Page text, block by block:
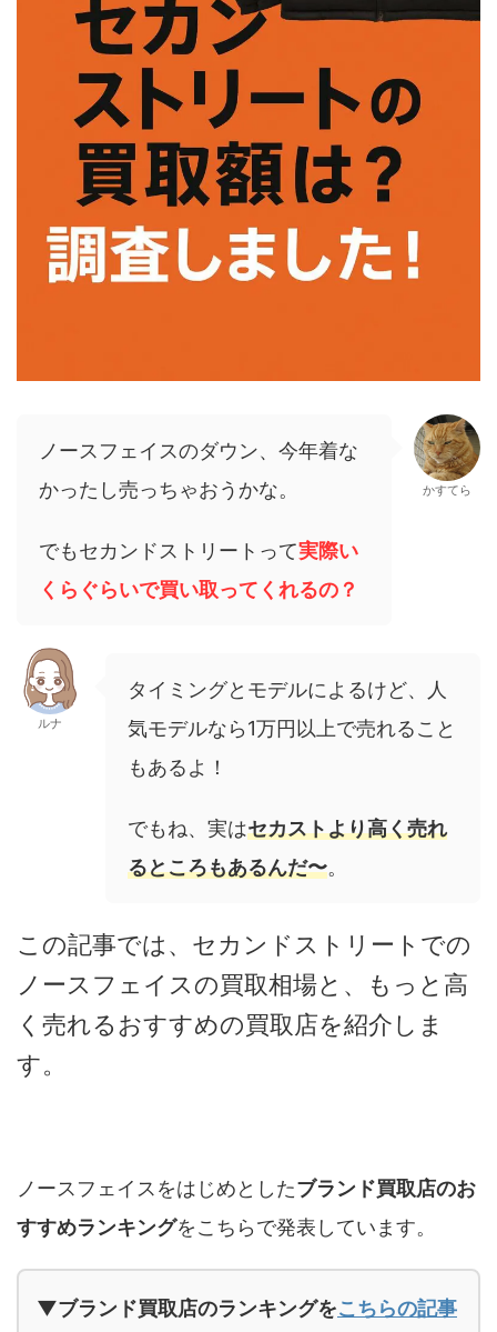
ノースフェイスのダウン、今年着な
かったし売っちゃおうかな。
でもセカンドストリートって実際い
くらぐらいで買い取ってくれるの？
かすてら
ルナ
タイミングとモデルによるけど、人
気モデルなら1万円以上で売れること
もあるよ！
でもね、実はセカストより高く売れ
るところもあるんだ〜。
この記事では、セカンドストリートでの
ノースフェイスの買取相場と、もっと高
く売れるおすすめの買取店を紹介しま
す。
ノースフェイスをはじめとしたブランド買取店のお
すすめランキングをこちらで発表しています。
▼ブランド買取店のランキングをこちらの記事